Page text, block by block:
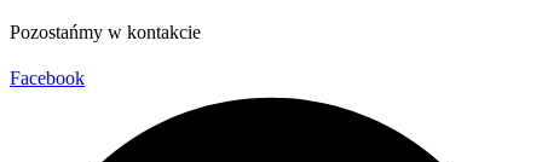
Pozostańmy w kontakcie
Facebook